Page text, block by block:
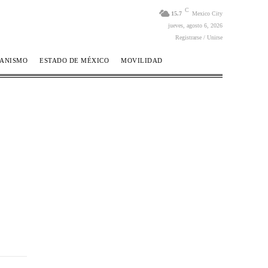
15.7
C
Mexico City
jueves, agosto 6, 2026
Registrarse / Unirse
ESTADO DE MÉXICO MOVILIDAD